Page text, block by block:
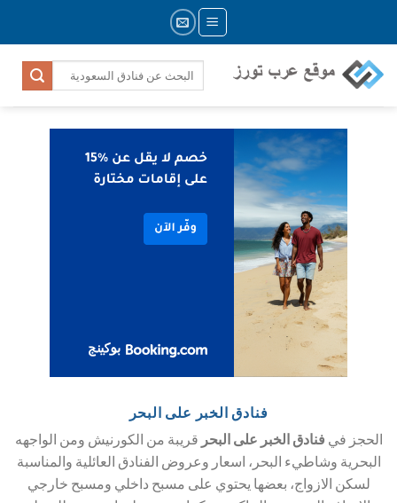
content
فنادق الخبر على البحر
الحجز في فنادق الخبر على البحر قريبة من الكورنيش ومن الواجهه
البحرية وشاطيء البحر، اسعار وعروض الفنادق العائلية والمناسبة
لسكن الازواج، بعضها يحتوي على مسبح داخلي ومسبح خارجي